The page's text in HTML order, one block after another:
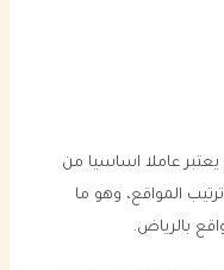
يعتبر عاملا اساسيا من
المواقع، وهو ما
بالرياض.